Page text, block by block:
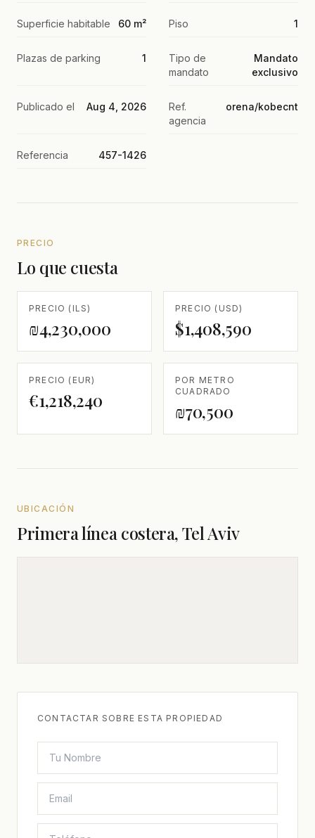
Superficie habitable 60 m² Piso 1
Plazas de parking 1
Tipo de
mandato
Mandato
exclusivo
Publicado el Aug 4, 2026
Ref.
agencia
orena/kobecnt
Referencia 457-1426
PRECIO
Lo que cuesta
PRECIO (ILS)
₪4,230,000
PRECIO (USD)
$1,408,590
PRECIO (EUR)
€1,218,240
POR METRO
CUADRADO
₪70,500
UBICACIÓN
Primera línea costera, Tel Aviv
CONTACTAR SOBRE ESTA PROPIEDAD